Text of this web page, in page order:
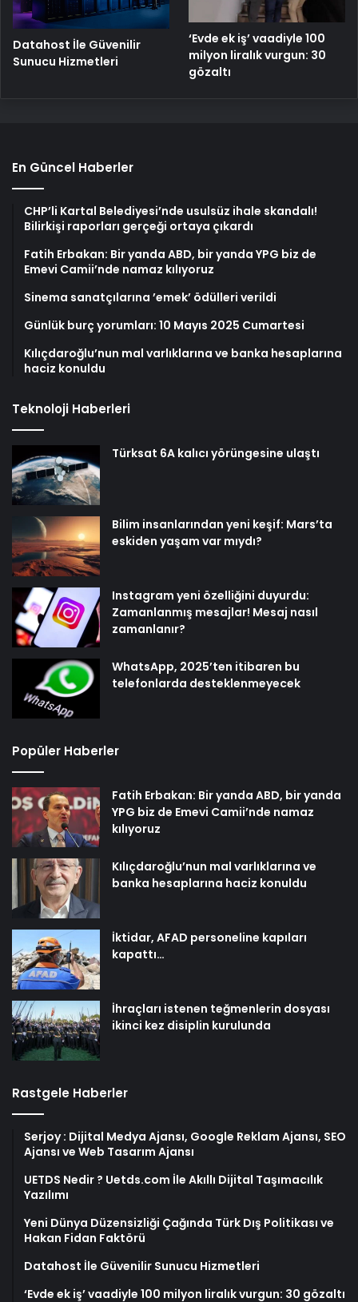
Datahost İle Güvenilir
Sunucu Hizmetleri
‘Evde ek iş’ vaadiyle 100
milyon liralık vurgun: 30
gözaltı
En Güncel Haberler
CHP’li Kartal Belediyesi’nde usulsüz ihale skandalı!
Bilirkişi raporları gerçeği ortaya çıkardı
Fatih Erbakan: Bir yanda ABD, bir yanda YPG biz de
Emevi Camii’nde namaz kılıyoruz
Sinema sanatçılarına ’emek’ ödülleri verildi
Günlük burç yorumları: 10 Mayıs 2025 Cumartesi
Kılıçdaroğlu’nun mal varlıklarına ve banka hesaplarına
haciz konuldu
Teknoloji Haberleri
Türksat 6A kalıcı yörüngesine ulaştı
Bilim insanlarından yeni keşif: Mars’ta
eskiden yaşam var mıydı?
Instagram yeni özelliğini duyurdu:
Zamanlanmış mesajlar! Mesaj nasıl
zamanlanır?
WhatsApp, 2025’ten itibaren bu
telefonlarda desteklenmeyecek
Popüler Haberler
Fatih Erbakan: Bir yanda ABD, bir yanda
YPG biz de Emevi Camii’nde namaz
kılıyoruz
Kılıçdaroğlu’nun mal varlıklarına ve
banka hesaplarına haciz konuldu
İktidar, AFAD personeline kapıları
kapattı…
İhraçları istenen teğmenlerin dosyası
ikinci kez disiplin kurulunda
Rastgele Haberler
Serjoy : Dijital Medya Ajansı, Google Reklam Ajansı, SEO
Ajansı ve Web Tasarım Ajansı
UETDS Nedir ? Uetds.com İle Akıllı Dijital Taşımacılık
Yazılımı
Yeni Dünya Düzensizliği Çağında Türk Dış Politikası ve
Hakan Fidan Faktörü
Datahost İle Güvenilir Sunucu Hizmetleri
‘Evde ek iş’ vaadiyle 100 milyon liralık vurgun: 30 gözaltı